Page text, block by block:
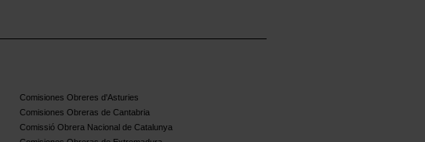
Comisiones Obreres d'Asturies
Comisiones Obreras de Cantabria
Comissió Obrera Nacional de Catalunya